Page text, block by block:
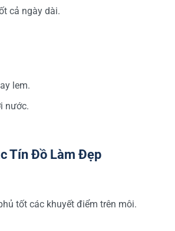
cả ngày dài.
lem.
nước.
Tín Đồ Làm Đẹp
tốt các khuyết điểm trên môi.